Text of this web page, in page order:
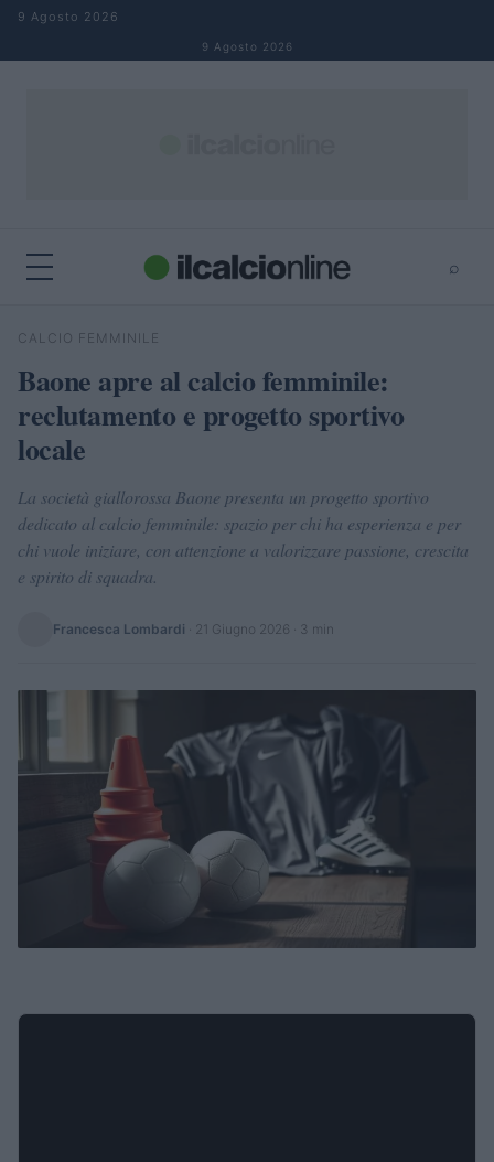
Salta al contenuto
9 Agosto 2026
9 Agosto 2026
⌕
Cerca
CALCIO FEMMINILE
Baone apre al calcio femminile:
reclutamento e progetto sportivo
locale
La società giallorossa Baone presenta un progetto sportivo
dedicato al calcio femminile: spazio per chi ha esperienza e per
chi vuole iniziare, con attenzione a valorizzare passione, crescita
e spirito di squadra.
Francesca Lombardi 21 Giugno 2026 · 3 min